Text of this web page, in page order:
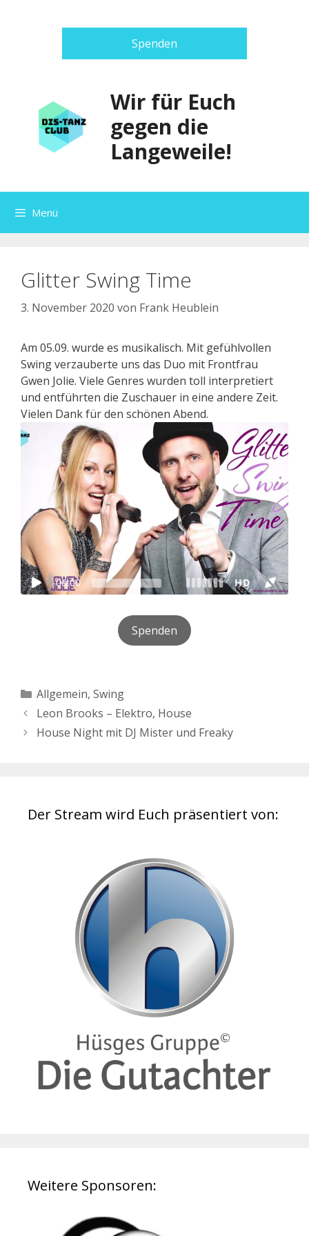
Wir für Euch
gegen die
Langeweile!
Menü
Glitter Swing Time
3. November 2020 von Frank Heublein
Am 05.09. wurde es musikalisch. Mit gefühlvollen
Swing verzauberte uns das Duo mit Frontfrau
Gwen Jolie. Viele Genres wurden toll interpretiert
und entführten die Zuschauer in eine andere Zeit.
Vielen Dank für den schönen Abend.
Spenden
Kategorien
Allgemein, Swing
Beitrags-
Navigation
Leon Brooks – Elektro, House
House Night mit DJ Mister und Freaky
Der Stream wird Euch präsentiert von:
Weitere Sponsoren: